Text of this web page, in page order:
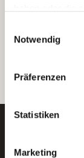
Wenn Sie auf
Sie der
Ihre
indem Sie die
unserer
Notwendig
Präferenzen
Statistiken
Marketing
Weitere Details